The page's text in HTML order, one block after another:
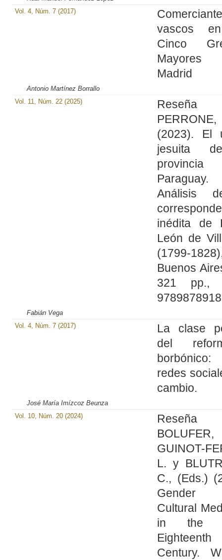
Vol. 4, Núm. 7 (2017)
vascos
Cinco
Madrid
Antonio Martínez Borrallo
Vol. 11, Núm. 22 (2025)
(2023). El
jesuita
Paraguay.
Análisis
inédita de
León de
(1799-
Buenos
321 pp.,
Fabián Vega
Vol. 4, Núm. 7 (2017)
La clase
del
redes
cambio.
José María Imízcoz Beunza
Vol. 10, Núm. 20 (2024)
GUINOT-
L. y
C., (Eds.)
Gender
Cultural
in the
Eighteenth
Century.